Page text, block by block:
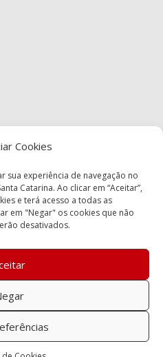
Cookies
sua experiência de navegação no
Catarina. Ao clicar em “Aceitar”,
e terá acesso a todas as
em "Negar" os cookies que não
desativados.
SC
Reservados SC - Governo de